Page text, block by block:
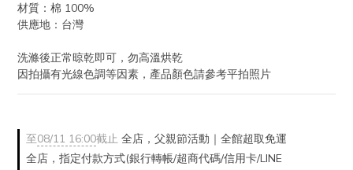
材質：棉 100%
供應地：台灣
洗滌後正常晾乾即可，勿高溫烘乾
因拍攝有光線色調等因素，產品顏色請參考平拍照片
至08/11 16:00截止 全店，父親節活動｜全館超取免運
全店，指定付款方式(銀行轉帳/超商代碼/信用卡/LINE